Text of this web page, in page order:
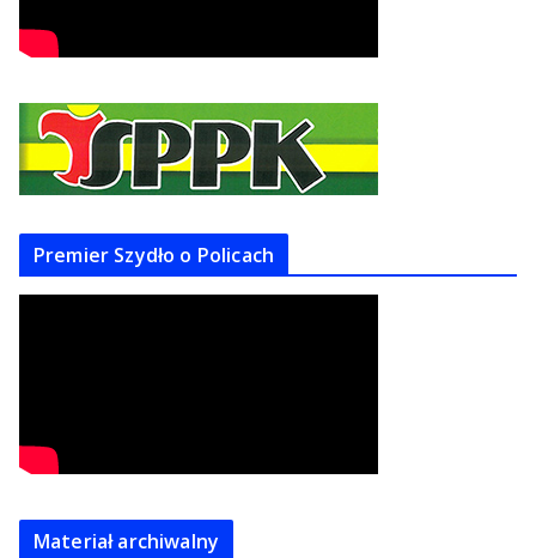
Premier Szydło o Policach
Materiał archiwalny